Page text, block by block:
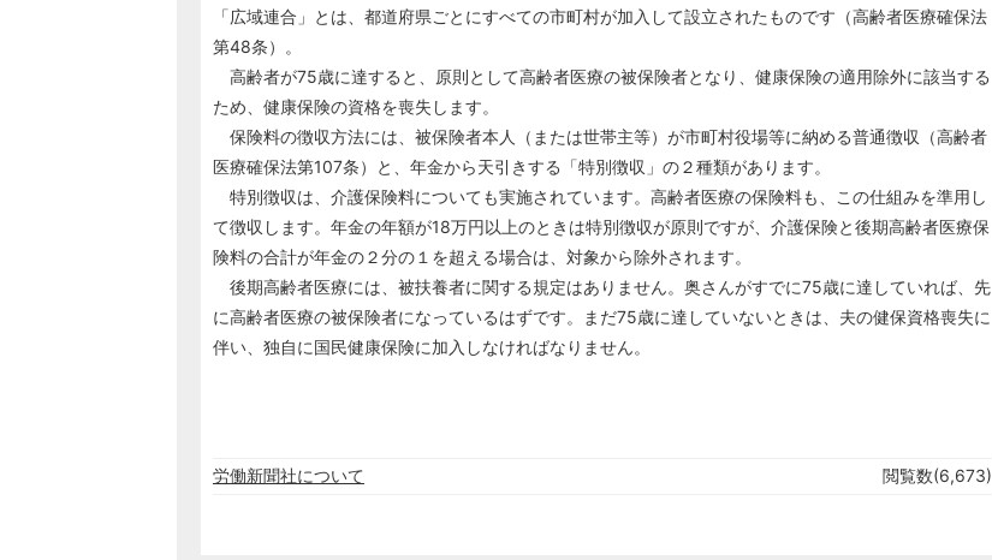
「広域連合」とは、都道府県ごとにすべての市町村が加入して設立されたものです（高齢者医療確保法
第48条）。
高齢者が75歳に達すると、原則として高齢者医療の被保険者となり、健康保険の適用除外に該当する
ため、健康保険の資格を喪失します。
保険料の徴収方法には、被保険者本人（または世帯主等）が市町村役場等に納める普通徴収（高齢者
医療確保法第107条）と、年金から天引きする「特別徴収」の２種類があります。
特別徴収は、介護保険料についても実施されています。高齢者医療の保険料も、この仕組みを準用し
て徴収します。年金の年額が18万円以上のときは特別徴収が原則ですが、介護保険と後期高齢者医療保
険料の合計が年金の２分の１を超える場合は、対象から除外されます。
後期高齢者医療には、被扶養者に関する規定はありません。奥さんがすでに75歳に達していれば、先
に高齢者医療の被保険者になっているはずです。まだ75歳に達していないときは、夫の健保資格喪失に
伴い、独自に国民健康保険に加入しなければなりません。
労働新聞社について 閲覧数(6,673)